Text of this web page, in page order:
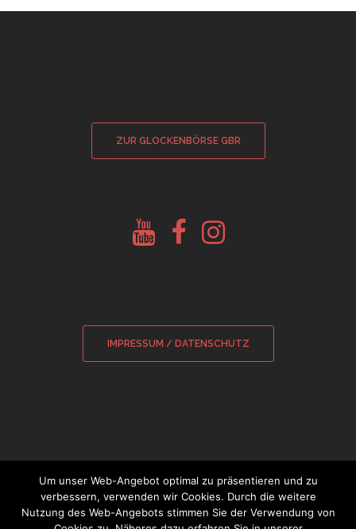
ZUR GLOCKENBÖRSE GBR
Youtube
Glockenberatung
Facebook
Glockenbörse
Instagram
Glockenbörse
IMPRESSUM / DATENSCHUTZ
© 2026 Sebastian Wamsiedler|
Um unser Web-Angebot optimal zu präsentieren und zu
verbessern, verwenden wir Cookies. Durch die weitere
Nutzung des Web-Angebots stimmen Sie der Verwendung von